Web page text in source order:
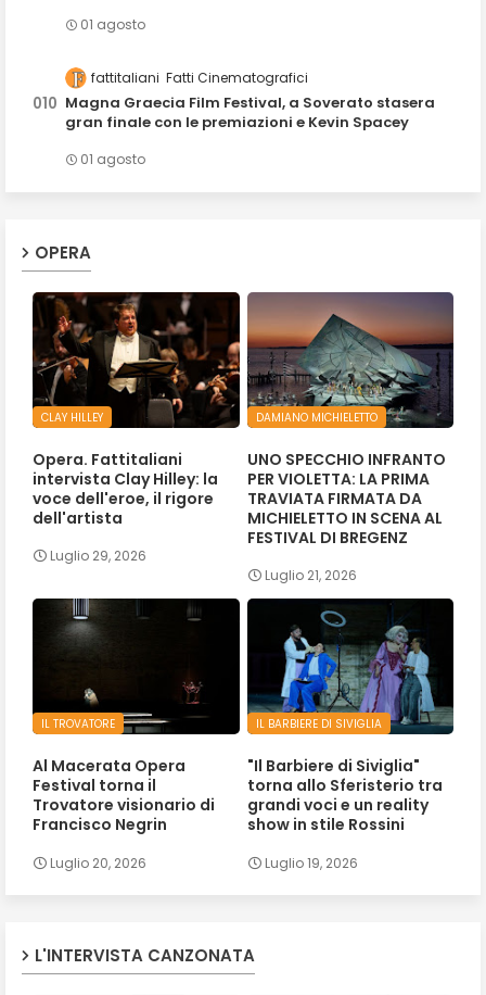
01 agosto
fattitaliani Fatti Cinematografici
Magna Graecia Film Festival, a Soverato stasera
gran finale con le premiazioni e Kevin Spacey
01 agosto
OPERA
CLAY HILLEY
Opera. Fattitaliani
intervista Clay Hilley: la
voce dell'eroe, il rigore
dell'artista
Luglio 29, 2026
DAMIANO MICHIELETTO
UNO SPECCHIO INFRANTO
PER VIOLETTA: LA PRIMA
TRAVIATA FIRMATA DA
MICHIELETTO IN SCENA AL
FESTIVAL DI BREGENZ
Luglio 21, 2026
IL TROVATORE
Al Macerata Opera
Festival torna il
Trovatore visionario di
Francisco Negrin
Luglio 20, 2026
IL BARBIERE DI SIVIGLIA
"Il Barbiere di Siviglia"
torna allo Sferisterio tra
grandi voci e un reality
show in stile Rossini
Luglio 19, 2026
L'INTERVISTA CANZONATA